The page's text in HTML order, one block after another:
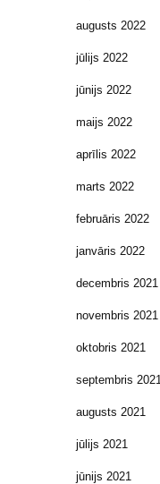
augusts 2022
jūlijs 2022
jūnijs 2022
maijs 2022
aprīlis 2022
marts 2022
februāris 2022
janvāris 2022
decembris 2021
novembris 2021
oktobris 2021
septembris 2021
augusts 2021
jūlijs 2021
jūnijs 2021